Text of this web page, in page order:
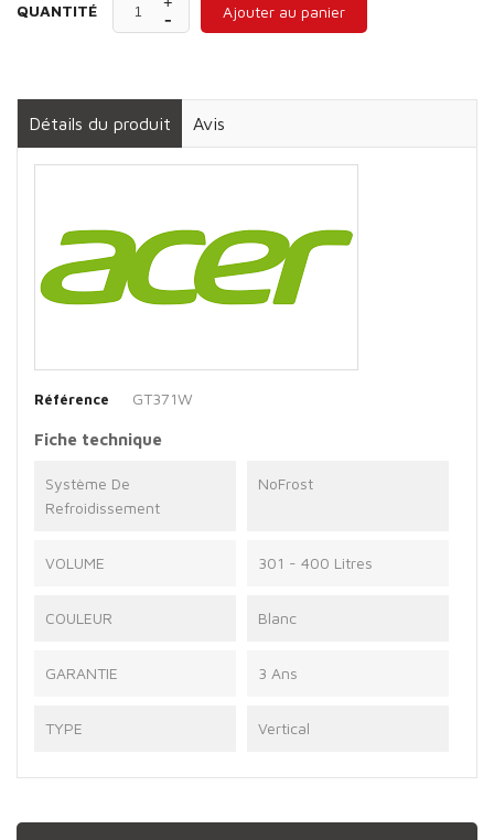
QUANTITÉ Ajouter au panier
Détails du produit Avis
Référence GT371W
Fiche technique
Système De
Refroidissement
NoFrost
VOLUME 301 - 400 Litres
COULEUR Blanc
GARANTIE 3 Ans
TYPE Vertical